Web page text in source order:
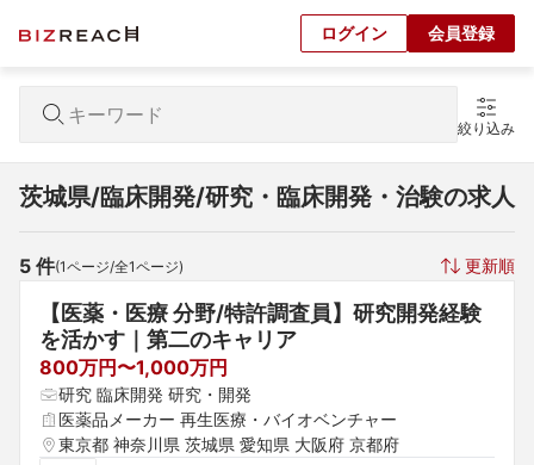
ログイン 会員登録
絞り込み
茨城県/臨床開発/研究・臨床開発・治験の求人
5 件(1ページ/全1ページ) 更新順
【医薬・医療 分野/特許調査員】研究開発経験
を活かす｜第二のキャリア
800万円〜1,000万円
研究 臨床開発 研究・開発
医薬品メーカー 再生医療・バイオベンチャー
東京都 神奈川県 茨城県 愛知県 大阪府 京都府